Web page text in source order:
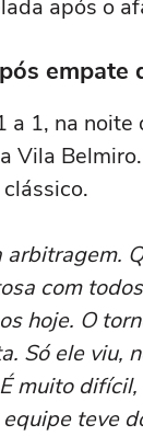
após o
empate
a 1, na
Vila
com
hoje. O
Só ele viu,
muito
teve